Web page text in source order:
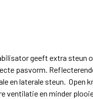
geeft extra steun
pasvorm.
en laterale steun. Open
ventilatie en minder